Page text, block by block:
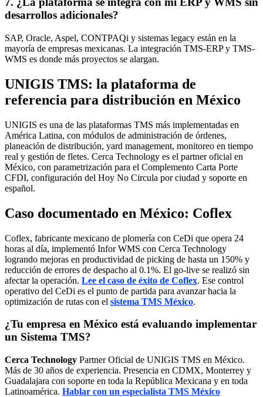
desarrollos adicionales?
SAP, Oracle, Aspel, CONTPAQi y sistemas legacy están en la
mayoría de empresas mexicanas. La integración TMS-ERP y TMS-
WMS es donde más proyectos se alargan.
UNIGIS TMS: la plataforma de
referencia para distribución en México
UNIGIS es una de las plataformas TMS más implementadas en
América Latina, con módulos de administración de órdenes,
planeación de distribución, yard management, monitoreo en tiempo
real y gestión de fletes. Cerca Technology es el partner oficial en
México, con parametrización para el Complemento Carta Porte
CFDI, configuración del Hoy No Circula por ciudad y soporte en
español.
Caso documentado en México: Coflex
Coflex, fabricante mexicano de plomería con CeDi que opera 24
horas al día, implementó Infor WMS con Cerca Technology
logrando mejoras en productividad de picking de hasta un 150% y
reducción de errores de despacho al 0.1%. El go-live se realizó sin
afectar la operación. Lee el caso de éxito de Coflex. Ese control
operativo del CeDi es el punto de partida para avanzar hacia la
optimización de rutas con el sistema TMS México.
¿Tu empresa en México está evaluando implementar
un Sistema TMS?
Cerca Technology Partner Oficial de UNIGIS TMS en México.
Más de 30 años de experiencia. Presencia en CDMX, Monterrey y
Guadalajara con soporte en toda la República Mexicana y en toda
Latinoamérica. Hablar con un especialista TMS México